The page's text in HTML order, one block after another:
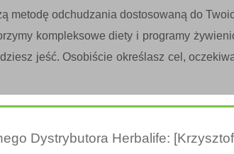
metodę odchudzania dostosowaną do
kompleksowe diety i programy
jeść. Osobiście określasz cel,
musisz zrobić na drodze do szczupłej
Szczegóły kuracji, konsultant
Dystrybutora Herbalife: